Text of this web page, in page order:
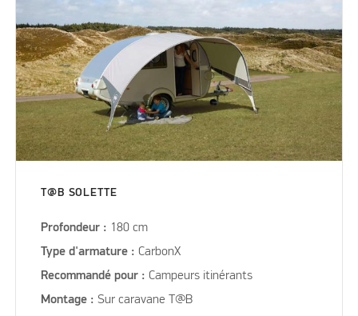
T@B SOLETTE
Profondeur : 180 cm
Type d'armature : CarbonX
Recommandé pour : Campeurs itinérants
Montage : Sur caravane T@B